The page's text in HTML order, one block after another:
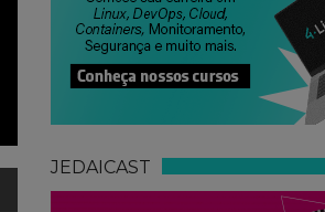
JEDAICAST